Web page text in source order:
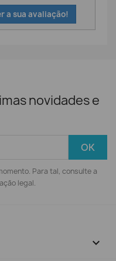
a sua avaliação!
novidades e
Para tal, consulte a
legal.
